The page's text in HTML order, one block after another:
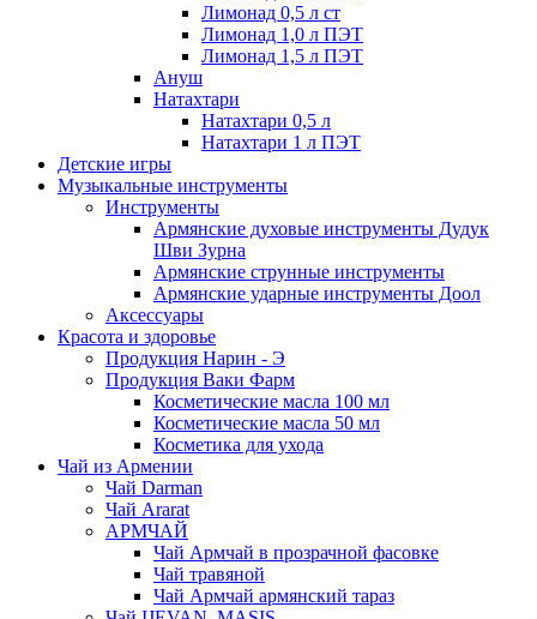
Лимонад 0,5 л ст
Лимонад 1,0 л ПЭТ
Лимонад 1,5 л ПЭТ
Ануш
Натахтари
Натахтари 0,5 л
Натахтари 1 л ПЭТ
Детские игры
Музыкальные инструменты
Инструменты
Армянские духовые инструменты Дудук
Шви Зурна
Армянские струнные инструменты
Армянские ударные инструменты Доол
Аксессуары
Красота и здоровье
Продукция Нарин - Э
Продукция Ваки Фарм
Косметические масла 100 мл
Косметические масла 50 мл
Косметика для ухода
Чай из Армении
Чай Darman
Чай Ararat
АРМЧАЙ
Чай Армчай в прозрачной фасовке
Чай травяной
Чай Армчай армянский тараз